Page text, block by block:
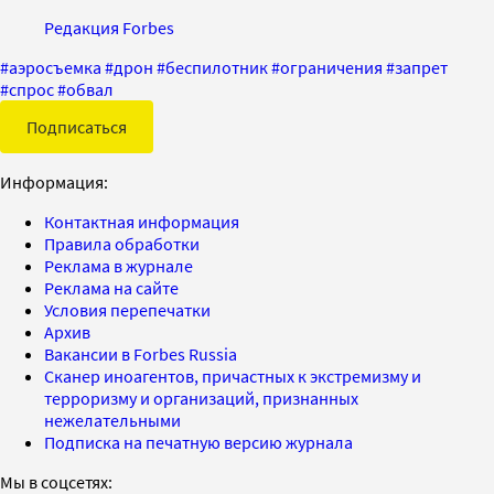
Редакция Forbes
#аэросъемка #дрон #беспилотник#ограничения #запрет
#спрос#обвал
Подписаться
Информация:
Контактная информация
Правила обработки
Реклама в журнале
Реклама на сайте
Условия перепечатки
Архив
Вакансии в Forbes Russia
Сканер иноагентов, причастных к экстремизму и
терроризму и организаций, признанных
нежелательными
Подписка на печатную версию журнала
Мы в соцсетях: